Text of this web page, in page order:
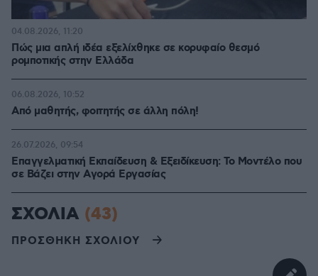
Πώς μια απλή ιδέα εξελίχθηκε σε κορυφαίο θεσμό
ρομποτικής στην Ελλάδα
04.08.2026, 11:20
Από μαθητής, φοιτητής σε άλλη πόλη!
06.08.2026, 10:52
Επαγγελματική Εκπαίδευση & Εξειδίκευση: Το Mοντέλο που
σε Bάζει στην Aγορά Eργασίας
26.07.2026, 09:54
ΣΧΟΛΙΑ (43)
ΠΡΟΣΘΗΚΗ ΣΧΟΛΙΟΥ